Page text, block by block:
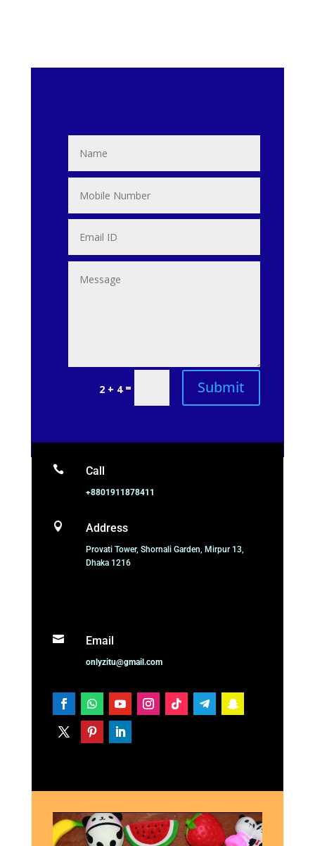
2 + 4= Submit
 Call
+8801911878411
 Address
Provati Tower, Shornali Garden, Mirpur 13,
Dhaka 1216
 Email
onlyzitu@gmail.com